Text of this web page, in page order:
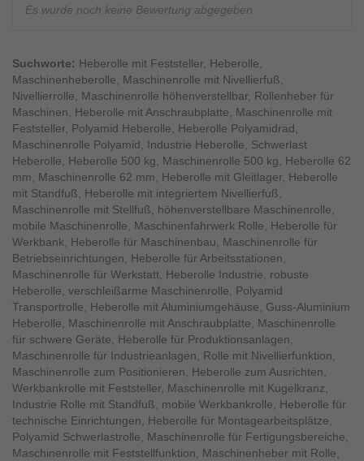
Es wurde noch keine Bewertung abgegeben
Suchworte: Heberolle mit Feststeller, Heberolle,
Maschinenheberolle, Maschinenrolle mit Nivellierfuß,
Nivellierrolle, Maschinenrolle höhenverstellbar, Rollenheber für
Maschinen, Heberolle mit Anschraubplatte, Maschinenrolle mit
Feststeller, Polyamid Heberolle, Heberolle Polyamidrad,
Maschinenrolle Polyamid, Industrie Heberolle, Schwerlast
Heberolle, Heberolle 500 kg, Maschinenrolle 500 kg, Heberolle 62
mm, Maschinenrolle 62 mm, Heberolle mit Gleitlager, Heberolle
mit Standfuß, Heberolle mit integriertem Nivellierfuß,
Maschinenrolle mit Stellfuß, höhenverstellbare Maschinenrolle,
mobile Maschinenrolle, Maschinenfahrwerk Rolle, Heberolle für
Werkbank, Heberolle für Maschinenbau, Maschinenrolle für
Betriebseinrichtungen, Heberolle für Arbeitsstationen,
Maschinenrolle für Werkstatt, Heberolle Industrie, robuste
Heberolle, verschleißarme Maschinenrolle, Polyamid
Transportrolle, Heberolle mit Aluminiumgehäuse, Guss-Aluminium
Heberolle, Maschinenrolle mit Anschraubplatte, Maschinenrolle
für schwere Geräte, Heberolle für Produktionsanlagen,
Maschinenrolle für Industrieanlagen, Rolle mit Nivellierfunktion,
Maschinenrolle zum Positionieren, Heberolle zum Ausrichten,
Werkbankrolle mit Feststeller, Maschinenrolle mit Kugelkranz,
Industrie Rolle mit Standfuß, mobile Werkbankrolle, Heberolle für
technische Einrichtungen, Heberolle für Montagearbeitsplätze,
Polyamid Schwerlastrolle, Maschinenrolle für Fertigungsbereiche,
Maschinenrolle mit Feststellfunktion, Maschinenheber mit Rolle,